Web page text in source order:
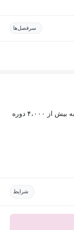
سرفصل‌ها
با خرید اشتراک مکتب‌پلاس، علاوه بر این دوره، به بیش از ۴،۰۰۰ دوره
شرایط